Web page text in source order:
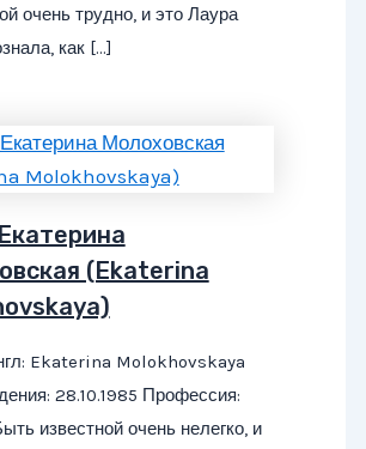
очень трудно, и это Лаура
как […]
(Ekaterina
Ekaterina Molokhovskaya
28.10.1985 Профессия:
известной очень нелегко, и